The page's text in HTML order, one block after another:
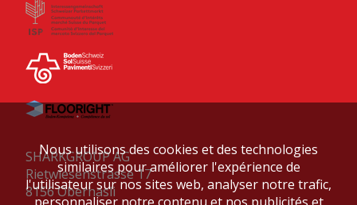
SHARKGROUP AG
Rietwiesenstrasse 17
8156 Oberhasli
Nous utilisons des cookies et des technologies
similaires pour améliorer l'expérience de
l'utilisateur sur nos sites web, analyser notre trafic,